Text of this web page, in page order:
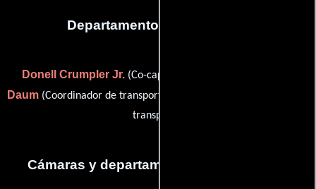
Departamento de transporte
Donell Crumpler Jr.(Co-capitán de transporte),
Daum (Coordinador de transporte) y
transporte)
Cámaras y departamento de electricidad